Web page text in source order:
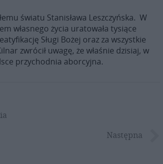
światu Stanisława Leszczyńska. W
własnego życia uratowała tysiące
Sługi Bożej oraz za wszystkie
zwrócił uwagę, że właśnie dzisiaj, w
przychodnia aborcyjna.
Następna